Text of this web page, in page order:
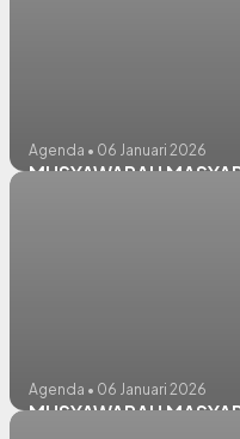
Agenda • 06 Januari 2026
MUSYAWARAH
Agenda • 06 Januari 2026
MUSYAWARAH